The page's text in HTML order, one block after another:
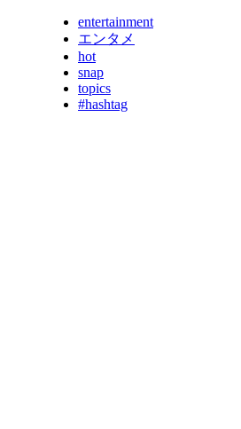
entertainment
エンタメ
hot
snap
topics
#hashtag